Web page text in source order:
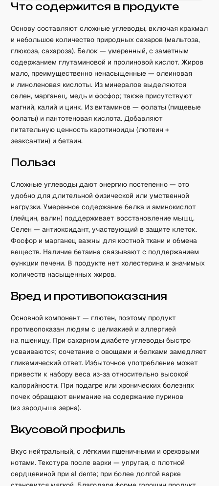
Что содержится в продукте
Основу составляют сложные углеводы, включая крахмал
и небольшое количество природных сахаров (мальтоза,
глюкоза, сахароза). Белок — умеренный, с заметным
содержанием глутаминовой и пролиновой кислот. Жиров
мало, преимущественно ненасыщенные — олеиновая
и линоленовая кислоты. Из минералов выделяются
селен, марганец, медь и фосфор; также присутствуют
магний, калий и цинк. Из витаминов — фолаты (пищевые
фолаты) и пантотеновая кислота. Добавляют
питательную ценность каротиноиды (лютеин +
зеаксантин) и бетаин.
Польза
Сложные углеводы дают энергию постепенно — это
удобно для длительной физической или умственной
нагрузки. Умеренное содержание белка и аминокислот
(лейцин, валин) поддерживает восстановление мышц.
Селен — антиоксидант, участвующий в защите клеток.
Фосфор и марганец важны для костной ткани и обмена
веществ. Наличие бетаина связывают с поддержанием
функции печени. В продукте нет холестерина и значимых
количеств насыщенных жиров.
Вред и противопоказания
Основной компонент — глютен, поэтому продукт
противопоказан людям с целиакией и аллергией
на пшеницу. При сахарном диабете углеводы быстро
усваиваются; сочетание с овощами и белками замедляет
гликемический ответ. Избыточное употребление может
привести к набору веса из-за относительно высокой
калорийности. При подагре или хронических болезнях
почек обращают внимание на содержание пуринов
(из зародыша зерна).
Вкусовой профиль
Вкус нейтральный, с лёгкими пшеничными и ореховыми
нотами. Текстура после варки — упругая, с плотной
сердцевиной при al dente; при более долгой варке